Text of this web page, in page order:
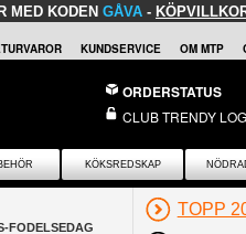
MED KODEN GÅVA -
KUNDSERVICE OM MTP
ORDERSTATUS
CLUB TRENDY
KÖKSREDSKAP
TOPP